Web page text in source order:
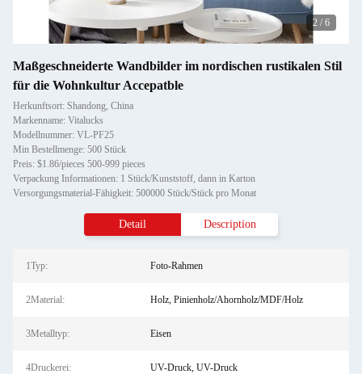
2 / 6
Maßgeschneiderte Wandbilder im nordischen rustikalen Stil
für die Wohnkultur Accepatble
Herkunftsort: Shandong, China
Markenname: Vitalucks
Modellnummer: VL-PF25
Min Bestellmenge: 500 Stück
Preis: $1.86/pieces 500-999 pieces
Verpackung Informationen: 1 Stück/Kunststoff, dann in Karton
Versorgungsmaterial-Fähigkeit: 500000 Stück/Stück pro Monat
Detail Description
1Typ: Foto-Rahmen
2Material: Holz, Pinienholz/Ahornholz/MDF/Holz
3Metalltyp: Eisen
4Druckerei: UV-Druck, UV-Druck